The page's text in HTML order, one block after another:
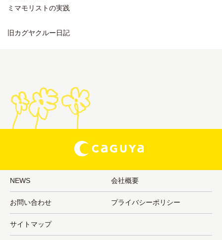
ミマモリストの実践
旧カグヤクルー日記
NEWS 会社概要
お問い合わせ プライバシーポリシー
サイトマップ